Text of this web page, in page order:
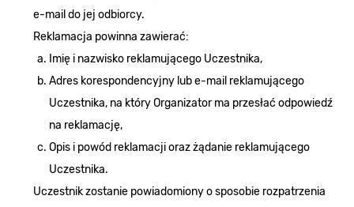
e-mail do jej odbiorcy.
Reklamacja powinna zawierać:
Imię i nazwisko reklamującego Uczestnika,
Adres korespondencyjny lub e-mail reklamującego
Uczestnika, na który Organizator ma przesłać odpowiedź
na reklamację,
Opis i powód reklamacji oraz żądanie reklamującego
Uczestnika.
Uczestnik zostanie powiadomiony o sposobie rozpatrzenia